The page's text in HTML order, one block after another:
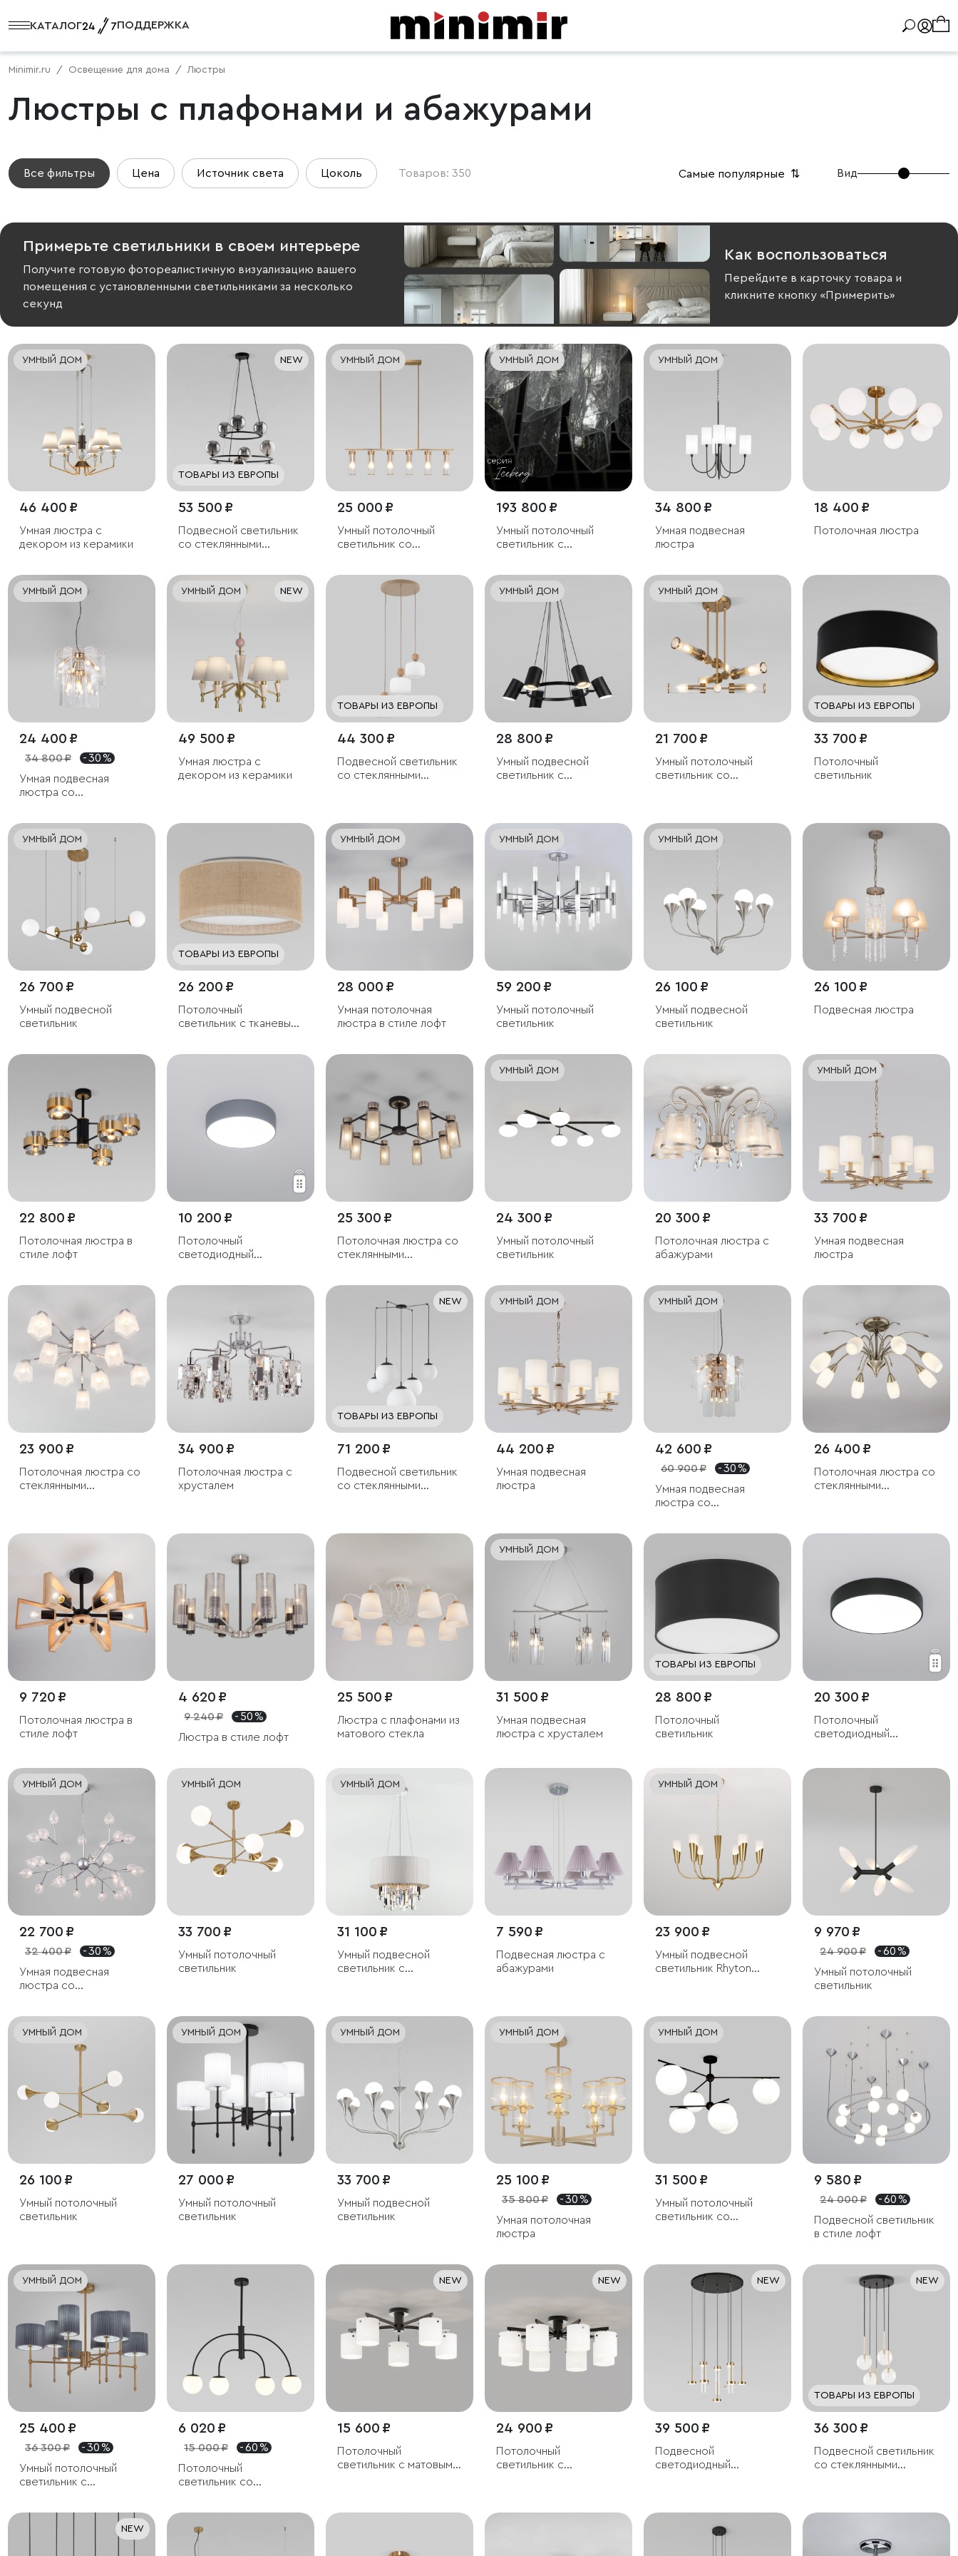
КАТАЛОГ ПОДДЕРЖКА
Minimir.ru Освещение для дома Люстры
Люстры с плафонами и абажурами
Все фильтры Цена Источник света Цоколь Товаров: 350 Самые популярные ⇅ Вид
Примерьте светильники в своем интерьере
Получите готовую фотореалистичную визуализацию вашего
помещения с установленными светильниками за несколько
секунд
Как воспользоваться
Перейдите в карточку товара и
кликните кнопку «Примерить»
УМНЫЙ ДОМ
46 400 ₽
Умная люстра с
декором из керамики
NEW
ТОВАРЫ ИЗ ЕВРОПЫ
53 500 ₽
Подвесной светильник
со стеклянными
УМНЫЙ ДОМ
25 000 ₽
Умный потолочный
светильник со
УМНЫЙ ДОМ
193 800 ₽
Умный потолочный
светильник с
УМНЫЙ ДОМ
34 800 ₽
Умная подвесная
люстра
18 400 ₽
Потолочная люстра
УМНЫЙ ДОМ
24 400 ₽
34 800 ₽
- 30 %
Умная подвесная
люстра со
УМНЫЙ ДОМ NEW
49 500 ₽
Умная люстра с
декором из керамики
ТОВАРЫ ИЗ ЕВРОПЫ
44 300 ₽
Подвесной светильник
со стеклянными
УМНЫЙ ДОМ
28 800 ₽
Умный подвесной
светильник с
УМНЫЙ ДОМ
21 700 ₽
Умный потолочный
светильник со
ТОВАРЫ ИЗ ЕВРОПЫ
33 700 ₽
Потолочный
светильник
УМНЫЙ ДОМ
26 700 ₽
Умный подвесной
светильник
ТОВАРЫ ИЗ ЕВРОПЫ
26 200 ₽
Потолочный
светильник с тканевым
УМНЫЙ ДОМ
28 000 ₽
Умная потолочная
люстра в стиле лофт
УМНЫЙ ДОМ
59 200 ₽
Умный потолочный
светильник
УМНЫЙ ДОМ
26 100 ₽
Умный подвесной
светильник
26 100 ₽
Подвесная люстра
22 800 ₽
Потолочная люстра в
стиле лофт
10 200 ₽
Потолочный
светодиодный
25 300 ₽
Потолочная люстра со
стеклянными
УМНЫЙ ДОМ
24 300 ₽
Умный потолочный
светильник
20 300 ₽
Потолочная люстра с
абажурами
УМНЫЙ ДОМ
33 700 ₽
Умная подвесная
люстра
23 900 ₽
Потолочная люстра со
стеклянными
34 900 ₽
Потолочная люстра с
хрусталем
NEW
ТОВАРЫ ИЗ ЕВРОПЫ
71 200 ₽
Подвесной светильник
со стеклянными
УМНЫЙ ДОМ
44 200 ₽
Умная подвесная
люстра
УМНЫЙ ДОМ
42 600 ₽
60 900 ₽
- 30 %
Умная подвесная
люстра со
26 400 ₽
Потолочная люстра со
стеклянными
9 720 ₽
Потолочная люстра в
стиле лофт
4 620 ₽
9 240 ₽
- 50 %
Люстра в стиле лофт
25 500 ₽
Люстра с плафонами из
матового стекла
УМНЫЙ ДОМ
31 500 ₽
Умная подвесная
люстра с хрусталем
ТОВАРЫ ИЗ ЕВРОПЫ
28 800 ₽
Потолочный
светильник
20 300 ₽
Потолочный
светодиодный
УМНЫЙ ДОМ
22 700 ₽
32 400 ₽
- 30 %
Умная подвесная
люстра со
УМНЫЙ ДОМ
33 700 ₽
Умный потолочный
светильник
УМНЫЙ ДОМ
31 100 ₽
Умный подвесной
светильник с
7 590 ₽
Подвесная люстра с
абажурами
УМНЫЙ ДОМ
23 900 ₽
Умный подвесной
светильник Rhyton
9 970 ₽
24 900 ₽
- 60 %
Умный потолочный
светильник
УМНЫЙ ДОМ
26 100 ₽
Умный потолочный
светильник
УМНЫЙ ДОМ
27 000 ₽
Умный потолочный
светильник
УМНЫЙ ДОМ
33 700 ₽
Умный подвесной
светильник
УМНЫЙ ДОМ
25 100 ₽
35 800 ₽
- 30 %
Умная потолочная
люстра
УМНЫЙ ДОМ
31 500 ₽
Умный потолочный
светильник со
9 580 ₽
24 000 ₽
- 60 %
Подвесной светильник
в стиле лофт
УМНЫЙ ДОМ
25 400 ₽
36 300 ₽
- 30 %
Умный потолочный
светильник с
6 020 ₽
15 000 ₽
- 60 %
Потолочный
светильник со
NEW
15 600 ₽
Потолочный
светильник с матовыми
NEW
24 900 ₽
Потолочный
светильник с
NEW
39 500 ₽
Подвесной
светодиодный
NEW
ТОВАРЫ ИЗ ЕВРОПЫ
36 300 ₽
Подвесной светильник
со стеклянными
NEW